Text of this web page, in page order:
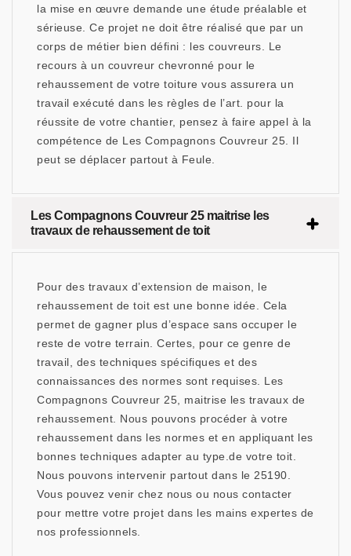
la mise en œuvre demande une étude préalable et
sérieuse. Ce projet ne doit être réalisé que par un
corps de métier bien défini : les couvreurs. Le
recours à un couvreur chevronné pour le
rehaussement de votre toiture vous assurera un
travail exécuté dans les règles de l’art. pour la
réussite de votre chantier, pensez à faire appel à la
compétence de Les Compagnons Couvreur 25. Il
peut se déplacer partout à Feule.
Les Compagnons Couvreur 25 maitrise les
travaux de rehaussement de toit
Pour des travaux d’extension de maison, le
rehaussement de toit est une bonne idée. Cela
permet de gagner plus d’espace sans occuper le
reste de votre terrain. Certes, pour ce genre de
travail, des techniques spécifiques et des
connaissances des normes sont requises. Les
Compagnons Couvreur 25, maitrise les travaux de
rehaussement. Nous pouvons procéder à votre
rehaussement dans les normes et en appliquant les
bonnes techniques adapter au type.de votre toit.
Nous pouvons intervenir partout dans le 25190.
Vous pouvez venir chez nous ou nous contacter
pour mettre votre projet dans les mains expertes de
nos professionnels.